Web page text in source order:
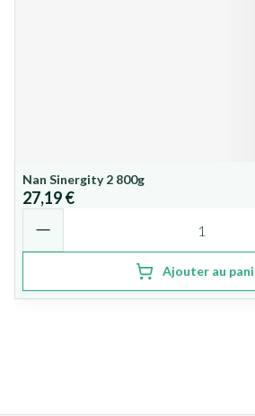
Nan Sinergity 2 800g
27,19 €
Ajouter au